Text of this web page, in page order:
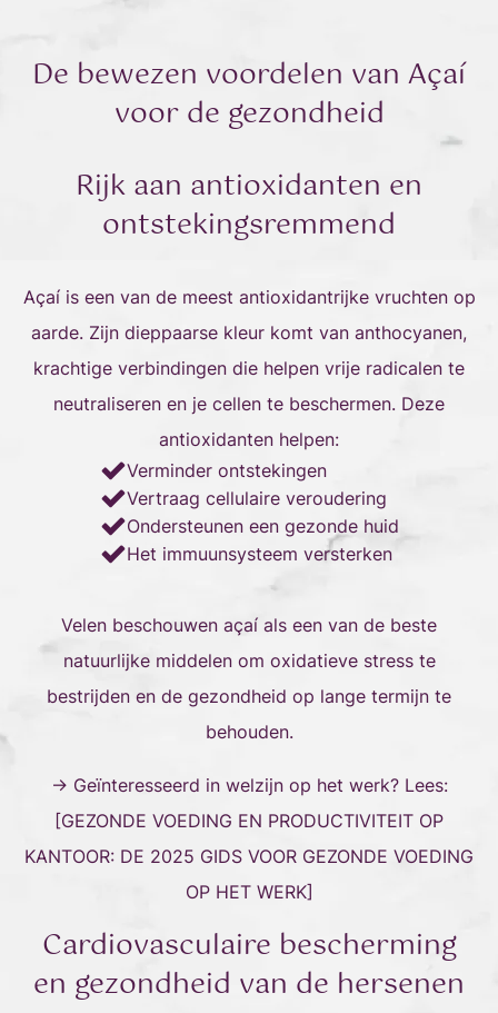
De bewezen voordelen van Açaí
voor de gezondheid
Rijk aan antioxidanten en
ontstekingsremmend
Açaí is een van de meest antioxidantrijke vruchten op
aarde. Zijn dieppaarse kleur komt van anthocyanen,
krachtige verbindingen die helpen vrije radicalen te
neutraliseren en je cellen te beschermen. Deze
antioxidanten helpen:
Verminder ontstekingen
Vertraag cellulaire veroudering
Ondersteunen een gezonde huid
Het immuunsysteem versterken
Velen beschouwen açaí als een van de beste
natuurlijke middelen om oxidatieve stress te
bestrijden en de gezondheid op lange termijn te
behouden.
→ Geïnteresseerd in welzijn op het werk? Lees:
[GEZONDE VOEDING EN PRODUCTIVITEIT OP
KANTOOR: DE 2025 GIDS VOOR GEZONDE VOEDING
OP HET WERK]
Cardiovasculaire bescherming
en gezondheid van de hersenen